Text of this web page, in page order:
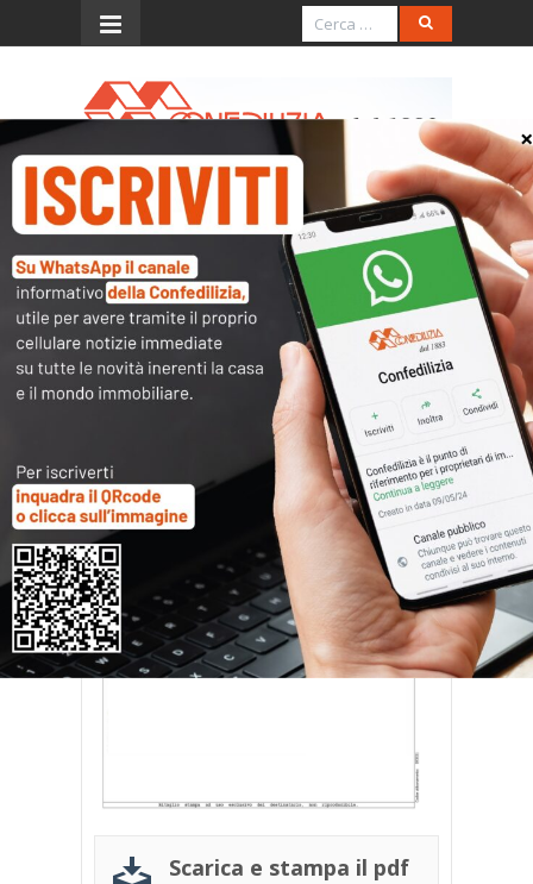
Menu
Il Messaggero – 28.5.2016 –
Leasing abitativo per la
prima casa
Scarica e stampa il pdf